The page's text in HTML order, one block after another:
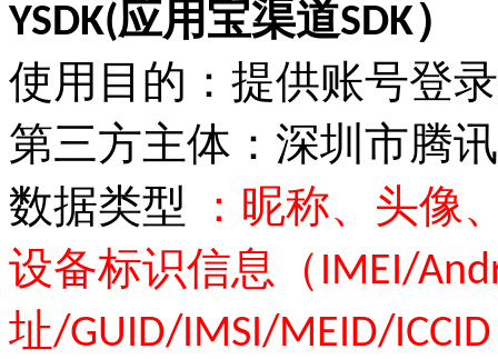
YSDK(应用宝渠道SDK）
使用目的：提供账号登
第三方主体：深圳市腾
数据类型
：昵称、头像
设备标识信息（IMEI/
址/GUID/IMSI/MEID/